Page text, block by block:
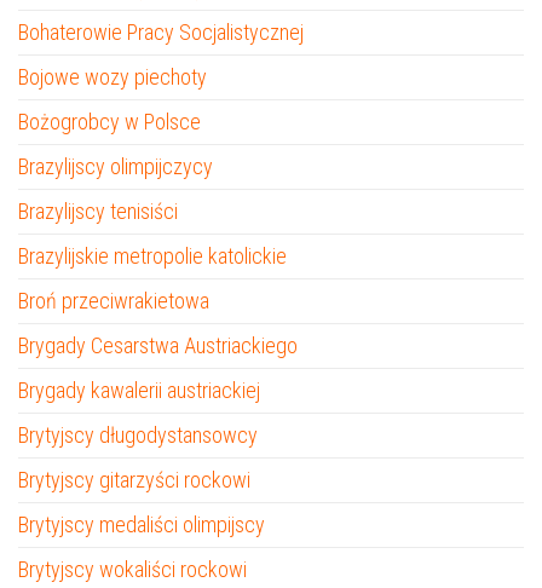
Bohaterowie Pracy Socjalistycznej
Bojowe wozy piechoty
Bożogrobcy w Polsce
Brazylijscy olimpijczycy
Brazylijscy tenisiści
Brazylijskie metropolie katolickie
Broń przeciwrakietowa
Brygady Cesarstwa Austriackiego
Brygady kawalerii austriackiej
Brytyjscy długodystansowcy
Brytyjscy gitarzyści rockowi
Brytyjscy medaliści olimpijscy
Brytyjscy wokaliści rockowi